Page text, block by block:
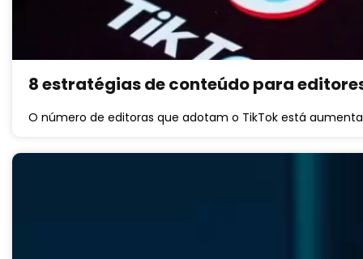
8 estratégias de conteúdo para
O número de editoras que adotam o TikTok está